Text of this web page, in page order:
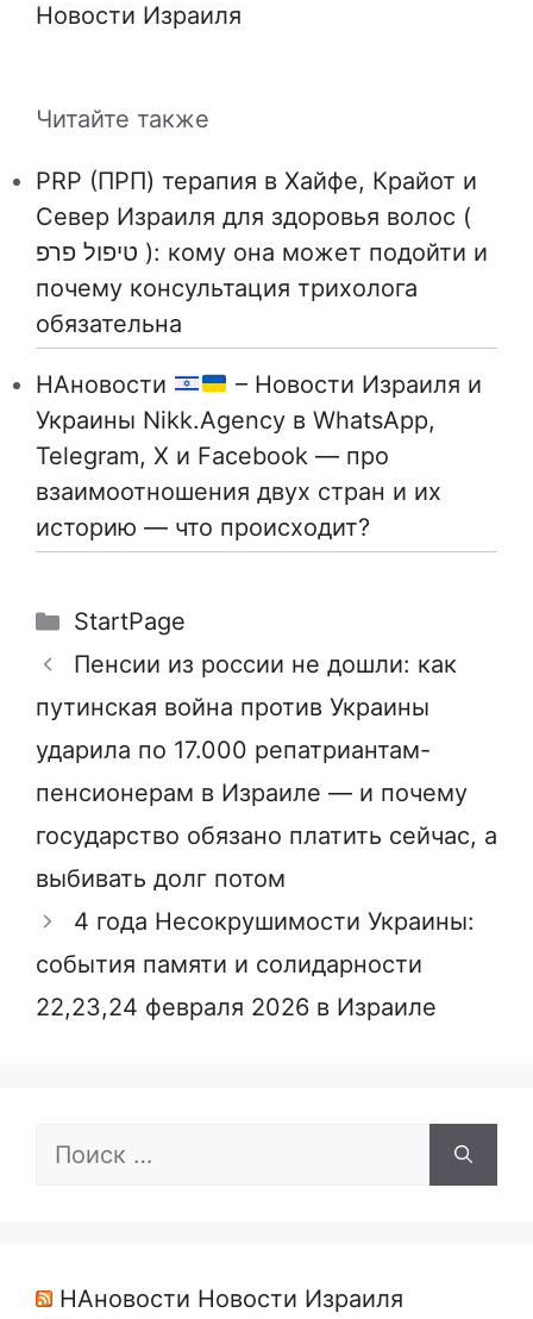
Новости Израиля
Читайте также
PRP (ПРП) терапия в Хайфе, Крайот и
Север Израиля для здоровья волос (
טיפול פרפ ): кому она может подойти и
почему консультация трихолога
обязательна
НАновости
– Новости Израиля и
Украины Nikk.Agency в WhatsApp,
Telegram, X и Facebook — про
взаимоотношения двух стран и их
историю — что происходит?
Рубрики
StartPage
Пенсии из россии не дошли: как
путинская война против Украины
ударила по 17.000 репатриантам-
пенсионерам в Израиле — и почему
государство обязано платить сейчас, а
выбивать долг потом
4 года Несокрушимости Украины:
события памяти и солидарности
22,23,24 февраля 2026 в Израиле
Поиск:
НАновости Новости Израиля